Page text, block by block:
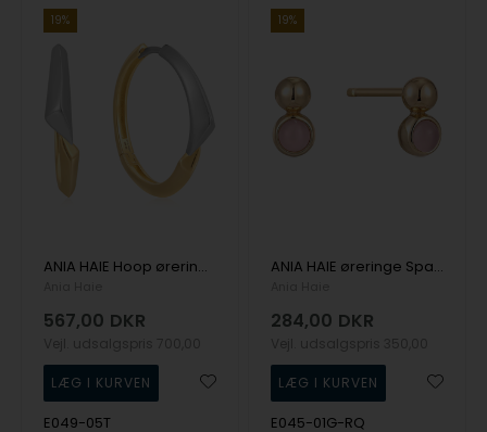
19%
ANIA HAIE Hoop øreringe Tough Love E049-05T ørering
567,00 DKR
E049-05T
19%
ANIA HAIE øreringe Spaced Out E045-01G-RQ ørering
284,00 DKR
E045-01G-RQ